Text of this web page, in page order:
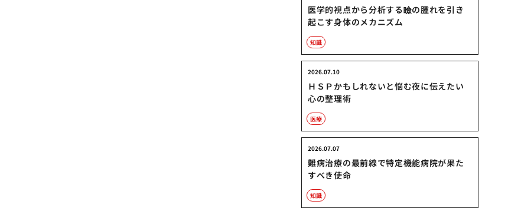
医学的視点から分析する瞼の腫れを引き
起こす身体のメカニズム
知識
ＨＳＰかもしれないと悩む夜に伝えたい
心の整理術
2026.07.10
医療
難病治療の最前線で特定機能病院が果た
すべき使命
2026.07.07
知識